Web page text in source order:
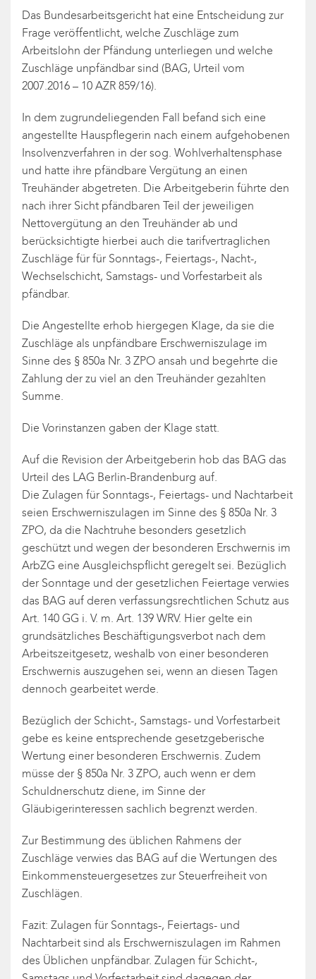
Das Bundesarbeitsgericht hat eine Entscheidung zur
Frage veröffentlicht, welche Zuschläge zum
Arbeitslohn der Pfändung unterliegen und welche
Zuschläge unpfändbar sind (BAG, Urteil vom
2007.2016 – 10 AZR 859/16).
In dem zugrundeliegenden Fall befand sich eine
angestellte Hauspflegerin nach einem aufgehobenen
Insolvenzverfahren in der sog. Wohlverhaltensphase
und hatte ihre pfändbare Vergütung an einen
Treuhänder abgetreten. Die Arbeitgeberin führte den
nach ihrer Sicht pfändbaren Teil der jeweiligen
Nettovergütung an den Treuhänder ab und
berücksichtigte hierbei auch die tarifvertraglichen
Zuschläge für für Sonntags-, Feiertags-, Nacht-,
Wechselschicht, Samstags- und Vorfestarbeit als
pfändbar.
Die Angestellte erhob hiergegen Klage, da sie die
Zuschläge als unpfändbare Erschwerniszulage im
Sinne des § 850a Nr. 3 ZPO ansah und begehrte die
Zahlung der zu viel an den Treuhänder gezahlten
Summe.
Die Vorinstanzen gaben der Klage statt.
Auf die Revision der Arbeitgeberin hob das BAG das
Urteil des LAG Berlin-Brandenburg auf.
Die Zulagen für Sonntags-, Feiertags- und Nachtarbeit
seien Erschwerniszulagen im Sinne des § 850a Nr. 3
ZPO, da die Nachtruhe besonders gesetzlich
geschützt und wegen der besonderen Erschwernis im
ArbZG eine Ausgleichspflicht geregelt sei. Bezüglich
der Sonntage und der gesetzlichen Feiertage verwies
das BAG auf deren verfassungsrechtlichen Schutz aus
Art. 140 GG i. V. m. Art. 139 WRV. Hier gelte ein
grundsätzliches Beschäftigungsverbot nach dem
Arbeitszeitgesetz, weshalb von einer besonderen
Erschwernis auszugehen sei, wenn an diesen Tagen
dennoch gearbeitet werde.
Bezüglich der Schicht-, Samstags- und Vorfestarbeit
gebe es keine entsprechende gesetzgeberische
Wertung einer besonderen Erschwernis. Zudem
müsse der § 850a Nr. 3 ZPO, auch wenn er dem
Schuldnerschutz diene, im Sinne der
Gläubigerinteressen sachlich begrenzt werden.
Zur Bestimmung des üblichen Rahmens der
Zuschläge verwies das BAG auf die Wertungen des
Einkommensteuergesetzes zur Steuerfreiheit von
Zuschlägen.
Fazit: Zulagen für Sonntags-, Feiertags- und
Nachtarbeit sind als Erschwerniszulagen im Rahmen
des Üblichen unpfändbar. Zulagen für Schicht-,